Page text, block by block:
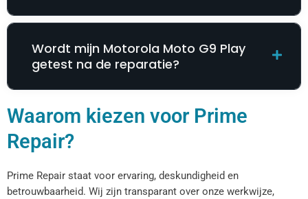
Wordt mijn Motorola Moto G9 Play
getest na de reparatie?
Waarom kiezen voor Prime
Repair?
Prime Repair staat voor ervaring, deskundigheid en
betrouwbaarheid. Wij zijn transparant over onze werkwijze,